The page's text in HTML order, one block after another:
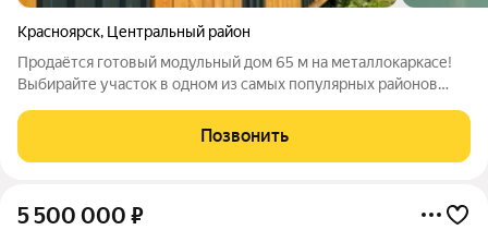
Красноярск, Центральный район
Продаётся готовый модульный дом 65 м на металлокаркасе!
Выбирайте участок в одном из самых популярных районов
предлагаем современное решение для загородной жизни дом,
который полностью изготавливается
Позвонить
5 500 000 ₽